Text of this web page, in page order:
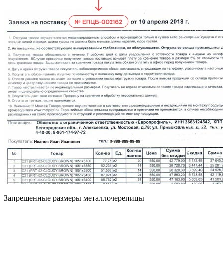
Запрещенные размеры металлочерепицы